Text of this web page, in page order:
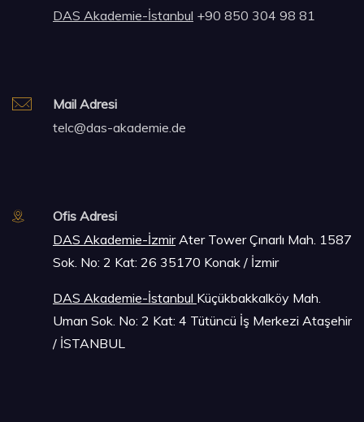
DAS Akademie-İstanbul +90 850 304 98 81
Mail Adresi
telc@das-akademie.de
Ofis Adresi
DAS Akademie-İzmirAter Tower Çınarlı Mah. 1587
Sok. No: 2 Kat: 26 35170 Konak / İzmir
DAS Akademie-İstanbul Küçükbakkalköy Mah.
Uman Sok. No: 2 Kat: 4 Tütüncü İş Merkezi Ataşehir
/ İSTANBUL